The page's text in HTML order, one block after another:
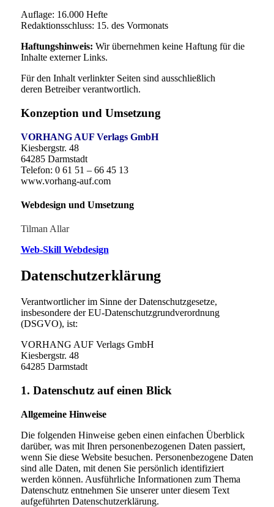
Auflage: 16.000 Hefte
Redaktionsschluss: 15. des Vormonats
Haftungshinweis: Wir übernehmen keine Haftung für die
Inhalte externer Links.
Für den Inhalt verlinkter Seiten sind ausschließlich
deren Betreiber verantwortlich.
Konzeption und Umsetzung
VORHANG AUF Verlags GmbH
Kiesbergstr. 48
64285 Darmstadt
Telefon: 0 61 51 – 66 45 13
www.vorhang-auf.com
Webdesign und Umsetzung
Tilman Allar
Web-Skill Webdesign
Datenschutzerklärung
Verantwortlicher im Sinne der Datenschutzgesetze,
insbesondere der EU-Datenschutzgrundverordnung
(DSGVO), ist:
VORHANG AUF Verlags GmbH
Kiesbergstr. 48
64285 Darmstadt
1. Datenschutz auf einen Blick
Allgemeine Hinweise
Die folgenden Hinweise geben einen einfachen Überblick
darüber, was mit Ihren personenbezogenen Daten passiert,
wenn Sie diese Website besuchen. Personenbezogene Daten
sind alle Daten, mit denen Sie persönlich identifiziert
werden können. Ausführliche Informationen zum Thema
Datenschutz entnehmen Sie unserer unter diesem Text
aufgeführten Datenschutzerklärung.